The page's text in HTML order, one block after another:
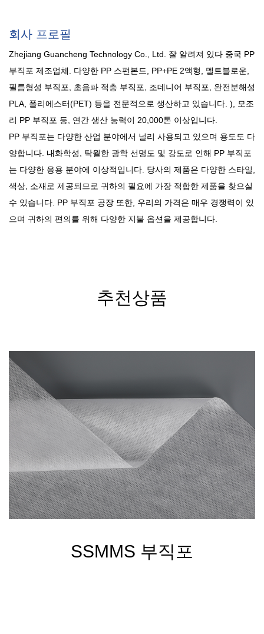
회사 프로필
Zhejiang Guancheng Technology Co., Ltd. 잘 알려져 있다 중국 PP
부직포 제조업체. 다양한 PP 스펀본드, PP+PE 2액형, 멜트블로운,
필름형성 부직포, 초음파 적층 부직포, 조데니어 부직포, 완전분해성
PLA, 폴리에스터(PET) 등을 전문적으로 생산하고 있습니다. ), 모조
리 PP 부직포 등, 연간 생산 능력이 20,000톤 이상입니다.
PP 부직포는 다양한 산업 분야에서 널리 사용되고 있으며 용도도 다
양합니다. 내화학성, 탁월한 광학 선명도 및 강도로 인해 PP 부직포
는 다양한 응용 분야에 이상적입니다. 당사의 제품은 다양한 스타일,
색상, 소재로 제공되므로 귀하의 필요에 가장 적합한 제품을 찾으실
수 있습니다. PP 부직포 공장 또한, 우리의 가격은 매우 경쟁력이 있
으며 귀하의 편의를 위해 다양한 지불 옵션을 제공합니다.
추천상품
SSMMS 부직포